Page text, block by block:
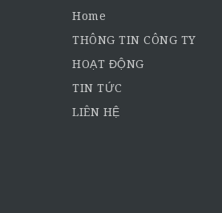
Home
THÔNG TIN CÔNG TY
HOẠT ĐỘNG
TIN TỨC
LIÊN HỆ